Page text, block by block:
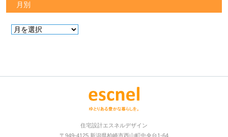
月別
住宅設計エスネルデザイン
〒949-4125 新潟県柏崎市西山町中央台1-64